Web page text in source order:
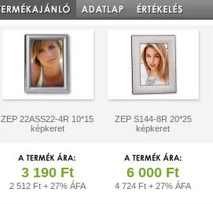
ZEP 22ASS22-4R 10*15
képkeret
ZEP S144-8R 20*25
képkeret
3 190 Ft
2 512 Ft + 27% ÁFA
6 000 Ft
4 724 Ft + 27% ÁFA